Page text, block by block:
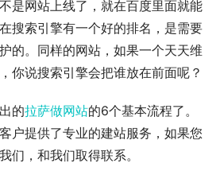
是网站上线了，就在百度里面就能
搜索引擎有一个好的排名，是需要
的。同样的网站，如果一个天天维
你说搜索引擎会把谁放在前面呢？
的拉萨做网站的6个基本流程了。
户提供了专业的建站服务，如果您
们，和我们取得联系。